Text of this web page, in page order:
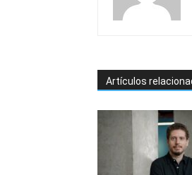
Artículos